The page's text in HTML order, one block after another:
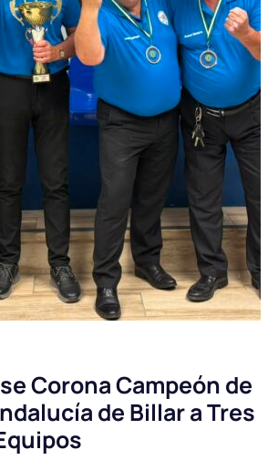
Corona Campeón de
de Billar a Tres